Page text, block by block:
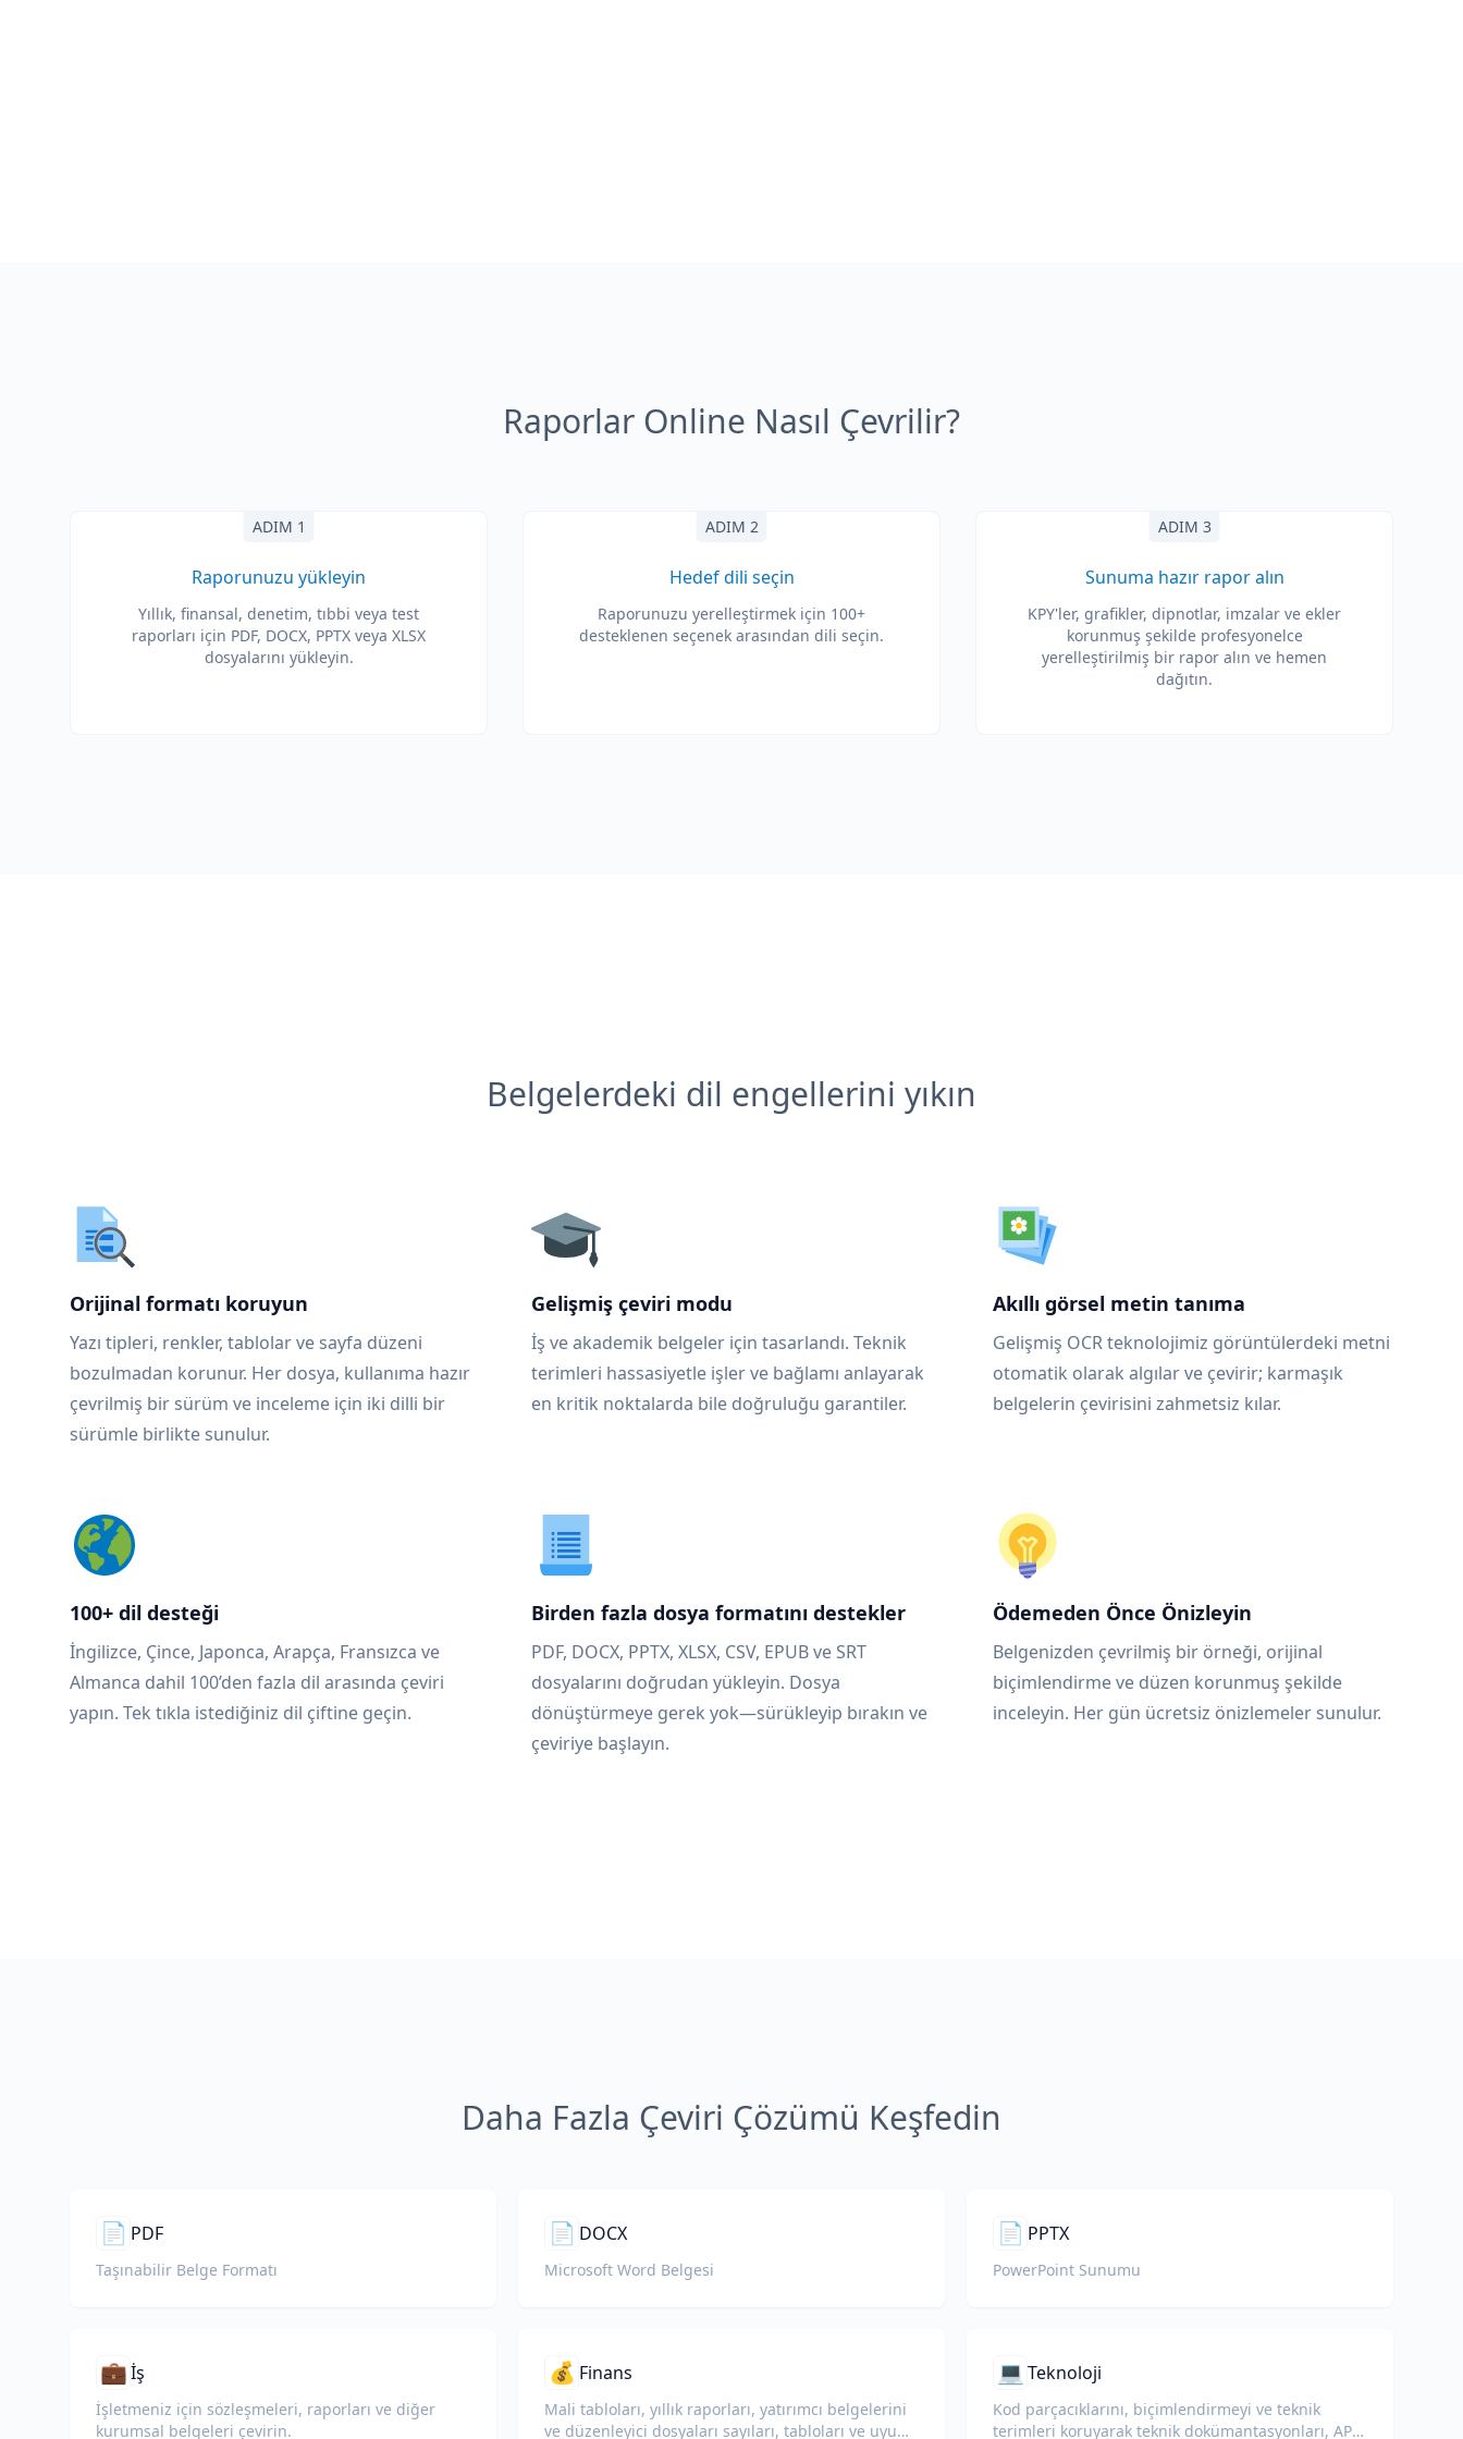
Raporlar Online Nasıl Çevrilir?
ADIM 1
Raporunuzu yükleyin
Yıllık, finansal, denetim, tıbbi veya test
raporları için PDF, DOCX, PPTX veya XLSX
dosyalarını yükleyin.
ADIM 2
Hedef dili seçin
Raporunuzu yerelleştirmek için 100+
desteklenen seçenek arasından dili seçin.
ADIM 3
Sunuma hazır rapor alın
KPY'ler, grafikler, dipnotlar, imzalar ve ekler
korunmuş şekilde profesyonelce
yerelleştirilmiş bir rapor alın ve hemen
dağıtın.
Belgelerdeki dil engellerini yıkın
Orijinal formatı koruyun
Yazı tipleri, renkler, tablolar ve sayfa düzeni
bozulmadan korunur. Her dosya, kullanıma hazır
çevrilmiş bir sürüm ve inceleme için iki dilli bir
sürümle birlikte sunulur.
Gelişmiş çeviri modu
İş ve akademik belgeler için tasarlandı. Teknik
terimleri hassasiyetle işler ve bağlamı anlayarak
en kritik noktalarda bile doğruluğu garantiler.
Akıllı görsel metin tanıma
Gelişmiş OCR teknolojimiz görüntülerdeki metni
otomatik olarak algılar ve çevirir; karmaşık
belgelerin çevirisini zahmetsiz kılar.
100+ dil desteği
İngilizce, Çince, Japonca, Arapça, Fransızca ve
Almanca dahil 100’den fazla dil arasında çeviri
yapın. Tek tıkla istediğiniz dil çiftine geçin.
Birden fazla dosya formatını destekler
PDF, DOCX, PPTX, XLSX, CSV, EPUB ve SRT
dosyalarını doğrudan yükleyin. Dosya
dönüştürmeye gerek yok—sürükleyip bırakın ve
çeviriye başlayın.
Ödemeden Önce Önizleyin
Belgenizden çevrilmiş bir örneği, orijinal
biçimlendirme ve düzen korunmuş şekilde
inceleyin. Her gün ücretsiz önizlemeler sunulur.
Daha Fazla Çeviri Çözümü Keşfedin
📄 PDF
Taşınabilir Belge Formatı
📄 DOCX
Microsoft Word Belgesi
📄 PPTX
PowerPoint Sunumu
💼İş
İşletmeniz için sözleşmeleri, raporları ve diğer
kurumsal belgeleri çevirin.
💰 Finans
Mali tabloları, yıllık raporları, yatırımcı belgelerini
ve düzenleyici dosyaları sayıları, tabloları ve uyum
💻 Teknoloji
Kod parçacıklarını, biçimlendirmeyi ve teknik
terimleri koruyarak teknik dokümantasyonları, API